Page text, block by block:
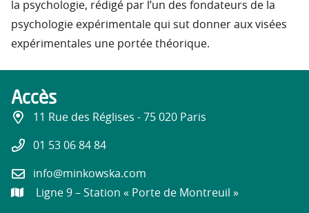
la psychologie, rédigé par l’un des fondateurs de la
psychologie expérimentale qui sut donner aux visées
expérimentales une portée théorique.
Accès
11 Rue des Réglises - 75 020 Paris
01 53 06 84 84
info@minkowska.com
Ligne 9 – Station « Porte de Montreuil »